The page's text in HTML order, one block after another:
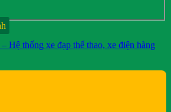
– Hệ thống xe đạp thể thao, xe điện hàng